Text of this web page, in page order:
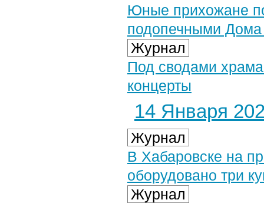
Юные прихожане
подопечными
Журнал
Под сводами
концерты
14 Января
Журнал
В Хабаровске на
оборудовано три
Журнал